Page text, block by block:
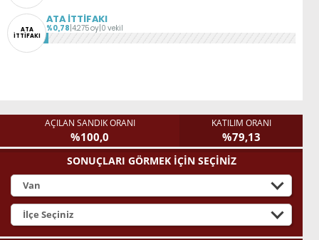
ATA
İTTİFAKI
ATA İTTİFAKI
%0,78 4.275 oy 0 vekil
AÇILAN SANDIK ORANI
%100,0
KATILIM ORANI
%79,13
SONUÇLARI GÖRMEK İÇİN SEÇİNİZ